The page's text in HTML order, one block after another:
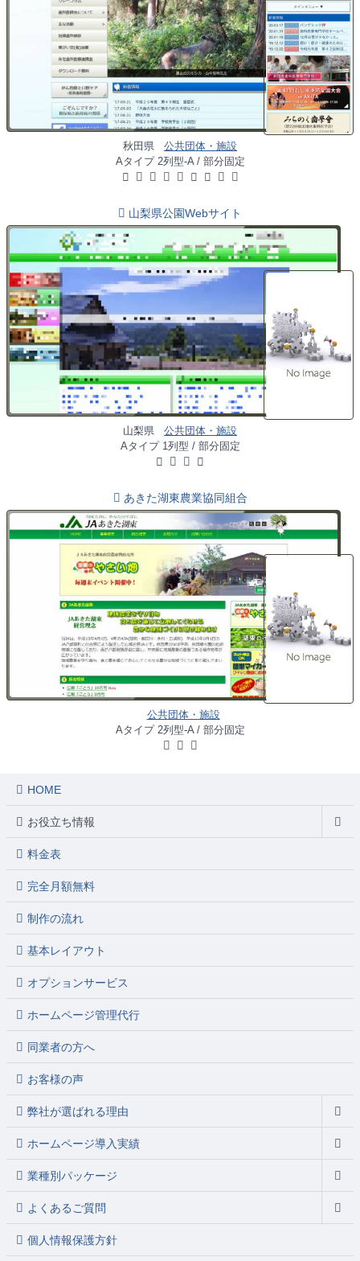
秋田県
公共団体・施設
Aタイプ 2列型-A / 部分固定
山梨県公園Webサイト
山梨県
公共団体・施設
Aタイプ 1列型 / 部分固定
あきた湖東農業協同組合
公共団体・施設
Aタイプ 2列型-A / 部分固定
HOME
お役立ち情報
料金表
完全月額無料
制作の流れ
基本レイアウト
オプションサービス
ホームページ管理代行
同業者の方へ
お客様の声
弊社が選ばれる理由
ホームページ導入実績
業種別パッケージ
よくあるご質問
個人情報保護方針